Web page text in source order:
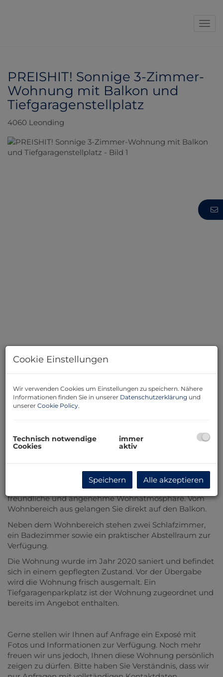
PREISHIT! Sonnige 3-Zimmer-
Wohnung mit Balkon und
Tiefgaragenstellplatz
4060 Leonding
Kurz vor Linz, am Anfang von Leonding, erwartet Sie
durchdachten Grundriss, hellen Wohnräumen und
einem gepflegten Gesamtzustand.
Das Herzstück der Wohnung bildet der großzügige
Wohn-, Ess- und Küchenbereich. Die offene Gestaltung
sowie die großen Fensterflächen schaffen eine
freundliche und angenehme Wohnatmosphäre. Vom
Wohnbereich aus gelangen Sie direkt auf den Balkon.
Neben dem Wohnbereich stehen zwei Schlafzimmer,
ein Badezimmer sowie ein praktischer Abstellraum zur
Verfügung.
Die Wohnung wurde im Jahr 2020 saniert und befindet
sich in einem gepflegten Zustand. Vor der Übergabe
wird die Wohnung frisch ausgemalt. Ein
Tiefgaragenparkplatz ist der Wohnung zugeordnet und
bereits im Angebot enthalten.
Gerne stellen wir Ihnen auf Anfrage ein Exposé mit
Fotos und Informationen zur Verfügung. Noch mehr
freuen wir uns jedoch, Ihnen diese Wohnung persönlich
zeigen zu dürfen. Bitte haben Sie Verständnis, dass wir
Cookie Einstellungen
Wir verwenden Cookies um Einstellungen zu speichern. Nähere
Informationen finden Sie in unserer Datenschutzerklärung und
unserer Cookie Policy.
Technisch notwendige
Cookies
immer
aktiv
Speichern Alle akzeptieren